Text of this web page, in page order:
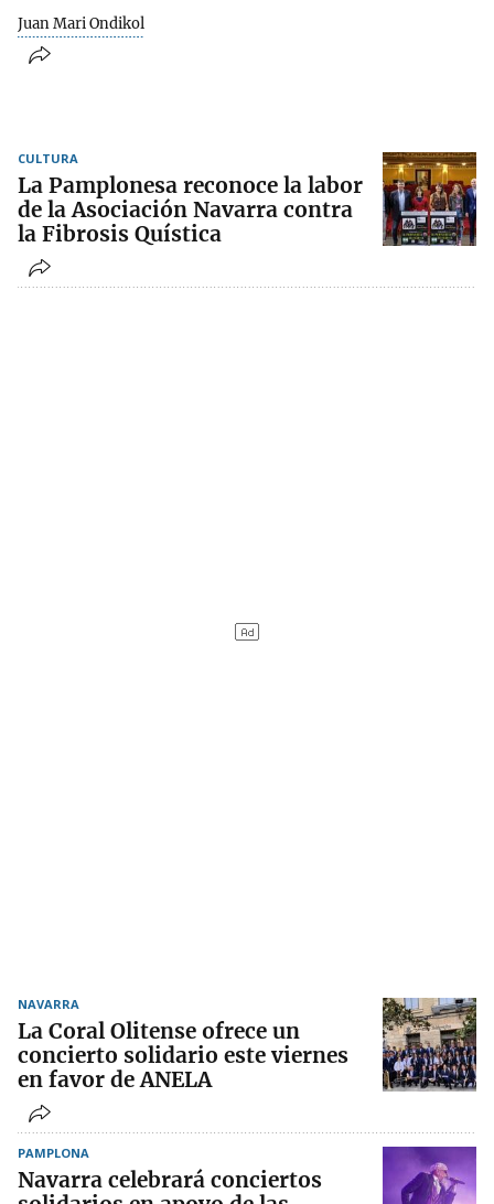
Juan Mari Ondikol
CULTURA
La Pamplonesa reconoce la labor
de la Asociación Navarra contra
la Fibrosis Quística
NAVARRA
La Coral Olitense ofrece un
concierto solidario este viernes
en favor de ANELA
PAMPLONA
Navarra celebrará conciertos